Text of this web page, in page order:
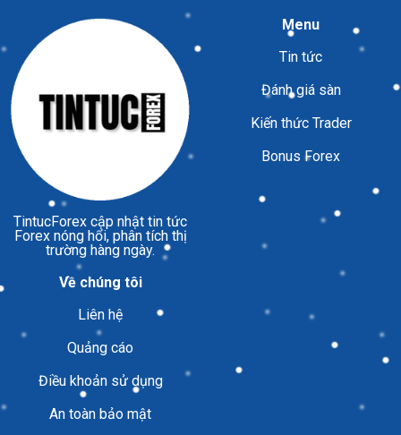
TintucForex cập nhật tin tức
Forex nóng hổi, phân tích thị
trường hàng ngày.
Menu
Tin tức
Đánh giá sàn
Kiến thức Trader
Bonus Forex
Về chúng tôi
Liên hệ
Quảng cáo
Điều khoản sử dụng
An toàn bảo mật